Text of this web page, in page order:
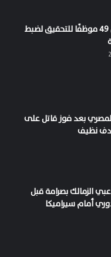
محافظ الشرقية يحيل ٤٩ موظفًا للتحقيق لضبط
بعد فوز قاتل على
نظيف
الزمالك بصرامة قبل
أمام سيراميكا